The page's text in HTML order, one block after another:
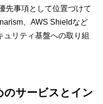
先事項として位置づけて
、AWS Shieldなど
ュリティ基盤への取り組
のサービスとイン